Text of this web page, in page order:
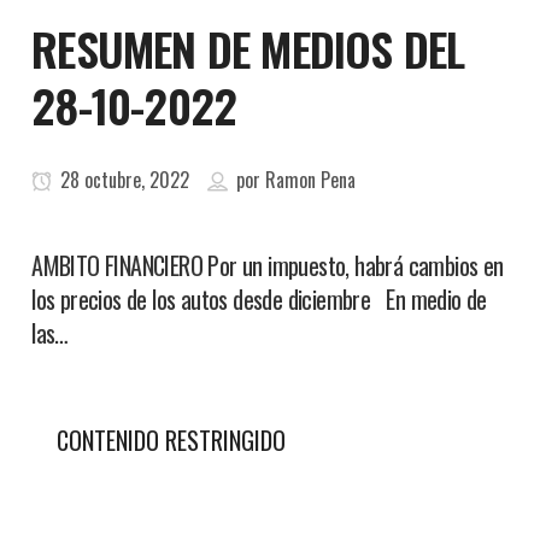
RESUMEN DE MEDIOS DEL
28-10-2022
28 octubre, 2022 por Ramon Pena
AMBITO FINANCIERO Por un impuesto, habrá cambios en
los precios de los autos desde diciembre En medio de
las…
CONTENIDO RESTRINGIDO